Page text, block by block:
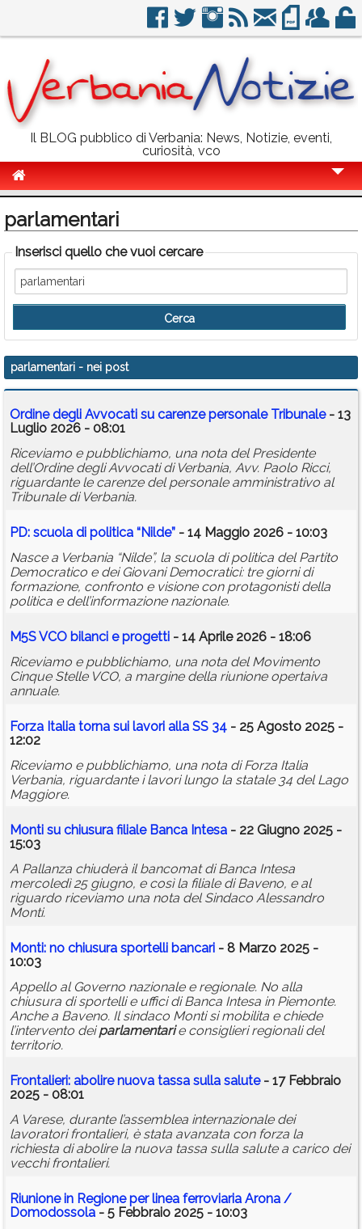
Il BLOG pubblico di Verbania: News, Notizie, eventi,
curiosità, vco
Politica
Sport
Eventi
Info Utili
Rubriche
Calendario
Annunci
parlamentari
Inserisci quello che vuoi cercare
parlamentari - nei post
Ordine degli Avvocati su carenze personale Tribunale- 13
Luglio 2026 - 08:01
Riceviamo e pubblichiamo, una nota del Presidente
dell’Ordine degli Avvocati di Verbania, Avv. Paolo Ricci,
riguardante le carenze del personale amministrativo al
Tribunale di Verbania.
PD: scuola di politica “Nilde” - 14 Maggio 2026 - 10:03
Nasce a Verbania “Nilde”, la scuola di politica del Partito
Democratico e dei Giovani Democratici: tre giorni di
formazione, confronto e visione con protagonisti della
politica e dell’informazione nazionale.
M5S VCO bilanci e progetti - 14 Aprile 2026 - 18:06
Riceviamo e pubblichiamo, una nota del Movimento
Cinque Stelle VCO, a margine della riunione opertaiva
annuale.
Forza Italia torna sui lavori alla SS 34 - 25 Agosto 2025 -
12:02
Riceviamo e pubblichiamo, una nota di Forza Italia
Verbania, riguardante i lavori lungo la statale 34 del Lago
Maggiore.
Monti su chiusura filiale Banca Intesa - 22 Giugno 2025 -
15:03
A Pallanza chiuderà il bancomat di Banca Intesa
mercoledì 25 giugno, e così la filiale di Baveno, e al
riguardo riceviamo una nota del Sindaco Alessandro
Monti.
Monti: no chiusura sportelli bancari - 8 Marzo 2025 -
10:03
Appello al Governo nazionale e regionale. No alla
chiusura di sportelli e uffici di Banca Intesa in Piemonte.
Anche a Baveno. Il sindaco Monti si mobilita e chiede
l’intervento deiparlamentarie consiglieri regionali del
territorio.
Frontalieri: abolire nuova tassa sulla salute- 17 Febbraio
2025 - 08:01
A Varese, durante l’assemblea internazionale dei
lavoratori frontalieri, è stata avanzata con forza la
richiesta di abolire la nuova tassa sulla salute a carico dei
vecchi frontalieri.
Riunione in Regione per linea ferroviaria Arona /
Domodossola - 5 Febbraio 2025 - 10:03